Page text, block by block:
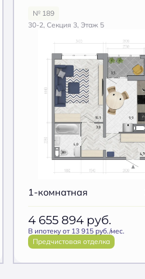
№ 189
30-2, Секция 3, Этаж 5
1-комнатная
4 655 894 руб.
В ипотеку от 13 915 руб./мес.
Предчистовая отделка